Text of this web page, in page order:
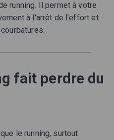
running. Il permet à votre
à l'arrêt de l'effort et
fait perdre du
le running, surtout